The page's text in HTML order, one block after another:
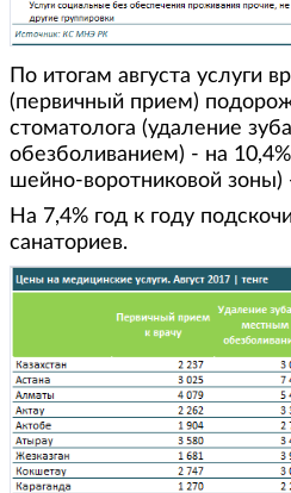
По итогам августа услуги
(первичный прием)
стоматолога (удаление
обезболиванием) - на
шейно-воротниковой зоны)
На 7,4% год к году
санаториев.